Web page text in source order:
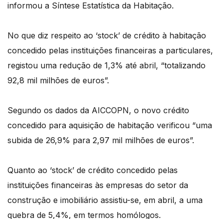
informou a Síntese Estatística da Habitação.
No que diz respeito ao ‘stock’ de crédito à habitação
concedido pelas instituições financeiras a particulares,
registou uma redução de 1,3% até abril, “totalizando
92,8 mil milhões de euros”.
Segundo os dados da AICCOPN, o novo crédito
concedido para aquisição de habitação verificou “uma
subida de 26,9% para 2,97 mil milhões de euros”.
Quanto ao ‘stock’ de crédito concedido pelas
instituições financeiras às empresas do setor da
construção e imobiliário assistiu-se, em abril, a uma
quebra de 5,4%, em termos homólogos.